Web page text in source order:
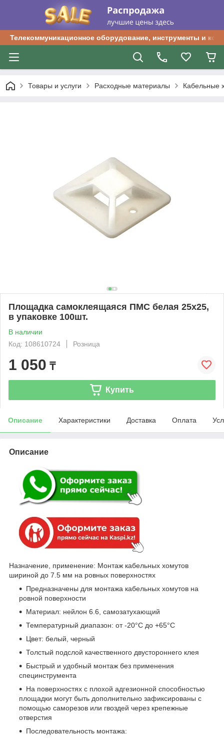
Телекоммуникационное оборудование, инструменты и
Товары и услуги Расходные материалы Кабельные
Площадка самоклеящаяся ПМС белая 25х25,
в упаковке 100шт.
В наличии
Код: 108610724
Розница
1 050 ₸
Купить
Описание Характеристики Доставка Оплата
Описание
Назначение, применение: Монтаж кабельных хомутов
шириной до 7.5 мм на ровных поверхностях
Предназначены для монтажа кабельных хомутов на
ровной поверхности
Материал: нейлон 6.6, самозатухающий
Температурный диапазон: от -20°C до +65°C
Цвет: белый, черный
Толстый подслой качественного двустороннего клея
Быстрый и удобный монтаж без применения
специнструмента
На поверхностях с плохой адгезионной способностью
площадки могут быть дополнительно зафиксированы с
помощью саморезов или гвоздей через крепежные
отверстия
Последовательность монтажа: